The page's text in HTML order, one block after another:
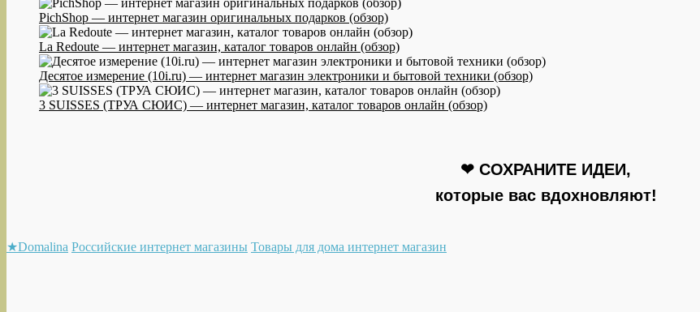
PichShop — интернет магазин оригинальных подарков (обзор)
La Redoute — интернет магазин, каталог товаров онлайн (обзор)
Десятое измерение (10i.ru) — интернет магазин электроники и бытовой техники (обзор)
3 SUISSES (ТРУА СЮИС) — интернет магазин, каталог товаров онлайн (обзор)
❤ СОХРАНИТЕ ИДЕИ,
которые вас вдохновляют!
★Domalina Российские интернет магазины Товары для дома интернет магазин